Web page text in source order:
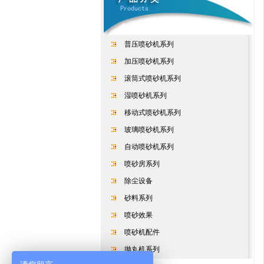
普压喷砂机系列
加压喷砂机系列
滚筒式喷砂机系列
湿喷砂机系列
移动式喷砂机系列
玻璃喷砂机系列
自动喷砂机系列
喷砂房系列
除尘设备
砂料系列
喷砂效果
喷砂机配件
抛丸机系列